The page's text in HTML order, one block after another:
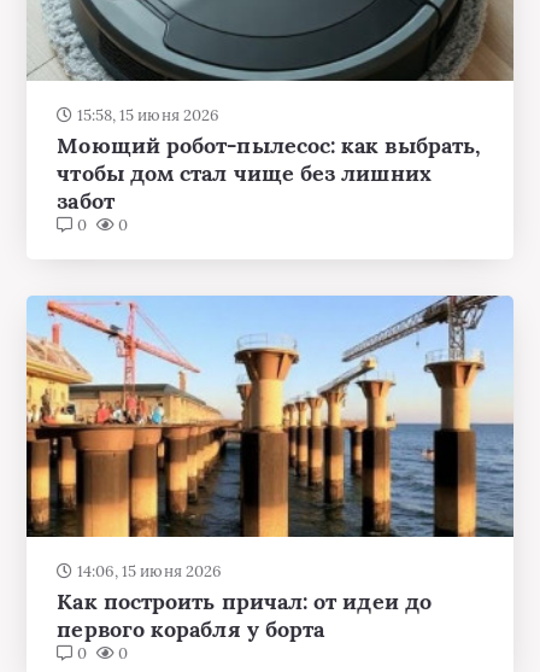
15:58, 15 июня 2026
Моющий робот-пылесос: как выбрать,
чтобы дом стал чище без лишних
забот
0 0
14:06, 15 июня 2026
Как построить причал: от идеи до
первого корабля у борта
0 0